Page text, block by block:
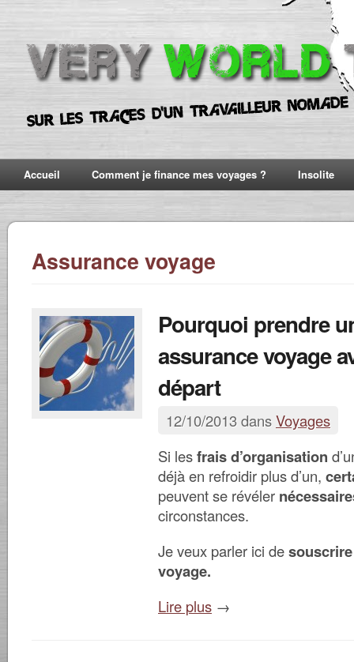
Accueil Comment je finance mes voyages ? Insolite
Assurance voyage
Pourquoi prendre
assurance voyage
départ
12/10/2013 dansVoyages
Si lesfrais d’organisation
déjà en refroidir plus d’un,
peuvent se révéler
circonstances.
Je veux parler ici de
voyage.
Lire plus →